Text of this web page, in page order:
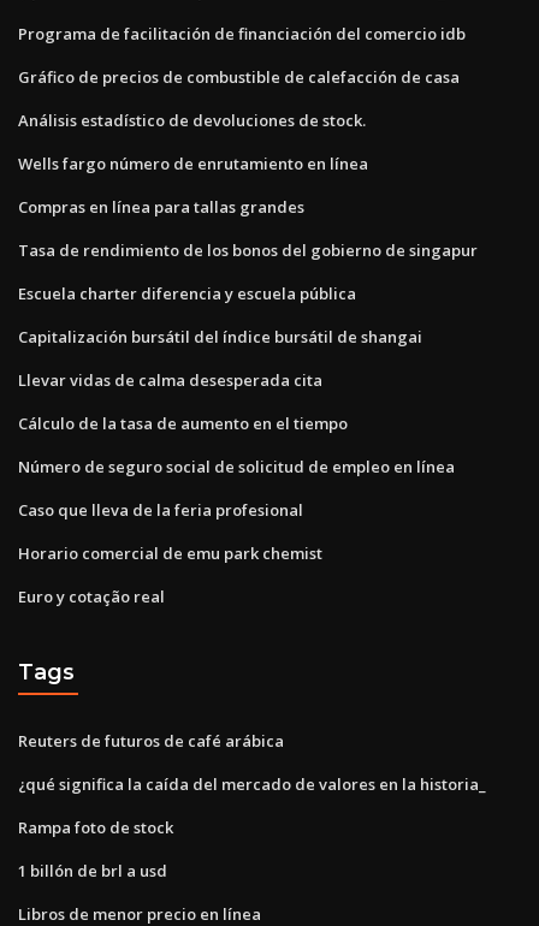
Programa de facilitación de financiación del comercio idb
Gráfico de precios de combustible de calefacción de casa
Análisis estadístico de devoluciones de stock.
Wells fargo número de enrutamiento en línea
Compras en línea para tallas grandes
Tasa de rendimiento de los bonos del gobierno de singapur
Escuela charter diferencia y escuela pública
Capitalización bursátil del índice bursátil de shangai
Llevar vidas de calma desesperada cita
Cálculo de la tasa de aumento en el tiempo
Número de seguro social de solicitud de empleo en línea
Caso que lleva de la feria profesional
Horario comercial de emu park chemist
Euro y cotação real
Tags
Reuters de futuros de café arábica
¿qué significa la caída del mercado de valores en la historia_
Rampa foto de stock
1 billón de brl a usd
Libros de menor precio en línea